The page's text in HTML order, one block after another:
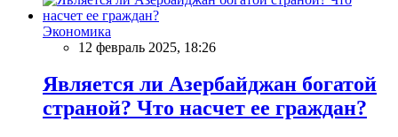
Экономика
12 февраль 2025, 18:26
Является ли Азербайджан богатой
страной? Что насчет ее граждан?